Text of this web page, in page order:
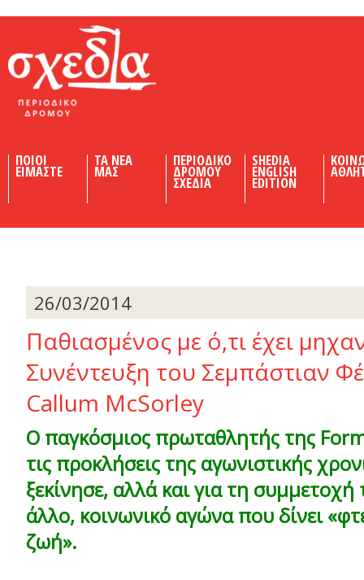
ΠΟΙΟΙ
ΕΙΜΑΣΤΕ
ΤΑ ΝΕΑ
ΜΑΣ
ΠΕΡΙΟΔΙΚΟ
ΔΡΟΜΟΥ
ΣΧΕΔΙΑ
SHEDIA
ENGLISH
EDITION
26/03/2014
Παθιασµένος µε ό,τι έχει
Συνέντευξη του Σεµπάστιαν
Callum McSorley
Ο παγκόσμιος πρωταθλητής της
τις προκλήσεις της αγωνιστικής
ξεκίνησε, αλλά και για τη συμμετοχή
άλλο, κοινωνικό αγώνα που δίνει
ζωή».